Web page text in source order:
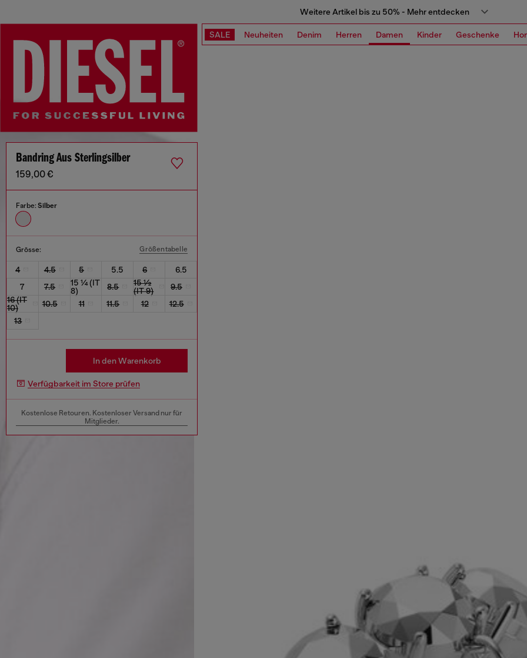
Weitere Artikel bis zu 50% - Mehr entdecken
SALE Neuheiten Denim Herren Damen Kinder Geschenke
Bandring Aus Sterlingsilber
159,00 €
Farbe: Silber
Grösse: Größentabelle
4 4.5 5 5.5 6
6.5
7
7.5
15 ¼ (IT
8)
8.5
15 ½
(IT 9)
9.5
16 (IT
10)
10.5 11 11.5 12
12.5
13
In den Warenkorb
Verfügbarkeit im Store prüfen
Kostenlose Retouren. Kostenloser Versand nur für
Mitglieder.